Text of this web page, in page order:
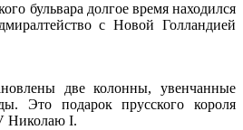
бульвара долгое время находился
с Новой Голландией
две колонны, увенчанные
Это подарок прусского короля
Николаю I.